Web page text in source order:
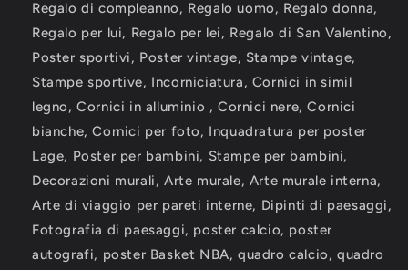
Regalo di compleanno, Regalo uomo, Regalo donna,
Regalo per lui, Regalo per lei, Regalo di San Valentino,
Poster sportivi, Poster vintage, Stampe vintage,
Stampe sportive, Incorniciatura, Cornici in simil
legno, Cornici in alluminio , Cornici nere, Cornici
bianche, Cornici per foto, Inquadratura per poster
Lage, Poster per bambini, Stampe per bambini,
Decorazioni murali, Arte murale, Arte murale interna,
Arte di viaggio per pareti interne, Dipinti di paesaggi,
Fotografia di paesaggi, poster calcio, poster
autografi, poster Basket NBA, quadro calcio, quadro